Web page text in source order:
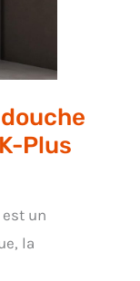
Plus
est un
la